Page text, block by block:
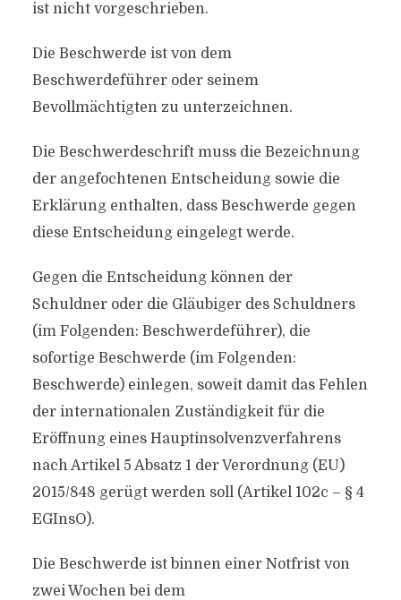
ist nicht vorgeschrieben.
Die Beschwerde ist von dem
Beschwerdeführer oder seinem
Bevollmächtigten zu unterzeichnen.
Die Beschwerdeschrift muss die Bezeichnung
der angefochtenen Entscheidung sowie die
Erklärung enthalten, dass Beschwerde gegen
diese Entscheidung eingelegt werde.
Gegen die Entscheidung können der
Schuldner oder die Gläubiger des Schuldners
(im Folgenden: Beschwerdeführer), die
sofortige Beschwerde (im Folgenden:
Beschwerde) einlegen, soweit damit das Fehlen
der internationalen Zuständigkeit für die
Eröffnung eines Hauptinsolvenzverfahrens
nach Artikel 5 Absatz 1 der Verordnung (EU)
2015/848 gerügt werden soll (Artikel 102c – § 4
EGInsO).
Die Beschwerde ist binnen einer Notfrist von
zwei Wochen bei dem